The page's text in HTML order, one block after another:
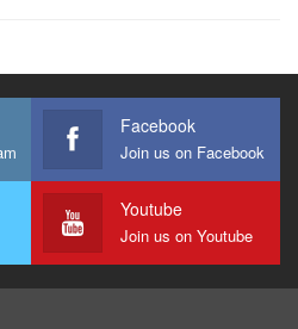
Facebook
Join us on Facebook
Youtube
Join us on Youtube